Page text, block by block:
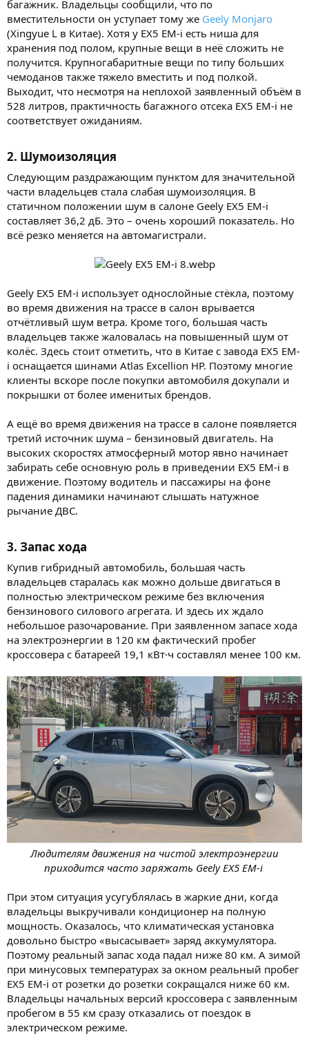
багажник. Владельцы сообщили, что по
вместительности он уступает тому же Geely Monjaro
(Xingyue L в Китае). Хотя у EX5 EM-i есть ниша для
хранения под полом, крупные вещи в неё сложить не
получится. Крупногабаритные вещи по типу больших
чемоданов также тяжело вместить и под полкой.
Выходит, что несмотря на неплохой заявленный объём в
528 литров, практичность багажного отсека EX5 EM-i не
соответствует ожиданиям.
2. Шумоизоляция​
Следующим раздражающим пунктом для значительной
части владельцев стала слабая шумоизоляция. В
статичном положении шум в салоне Geely EX5 EM-i
составляет 36,2 дБ. Это – очень хороший показатель. Но
всё резко меняется на автомагистрали.
Geely EX5 EM-i использует однослойные стёкла, поэтому
во время движения на трассе в салон врывается
отчётливый шум ветра. Кроме того, большая часть
владельцев также жаловалась на повышенный шум от
колёс. Здесь стоит отметить, что в Китае с завода EX5 EM-
i оснащается шинами Atlas Excellion HP. Поэтому многие
клиенты вскоре после покупки автомобиля докупали и
покрышки от более именитых брендов.
А ещё во время движения на трассе в салоне появляется
третий источник шума – бензиновый двигатель. На
высоких скоростях атмосферный мотор явно начинает
забирать себе основную роль в приведении EX5 EM-i в
движение. Поэтому водитель и пассажиры на фоне
падения динамики начинают слышать натужное
рычание ДВС.
3. Запас хода​
Купив гибридный автомобиль, большая часть
владельцев старалась как можно дольше двигаться в
полностью электрическом режиме без включения
бензинового силового агрегата. И здесь их ждало
небольшое разочарование. При заявленном запасе хода
на электроэнергии в 120 км фактический пробег
кроссовера с батареей 19,1 кВт·ч составлял менее 100 км.
Людителям движения на чистой электроэнергии
приходится часто заряжать Geely EX5 EM-i
При этом ситуация усугублялась в жаркие дни, когда
владельцы выкручивали кондиционер на полную
мощность. Оказалось, что климатическая установка
довольно быстро «высасывает» заряд аккумулятора.
Поэтому реальный запас хода падал ниже 80 км. А зимой
при минусовых температурах за окном реальный пробег
EX5 EM-i от розетки до розетки сокращался ниже 60 км.
Владельцы начальных версий кроссовера с заявленным
пробегом в 55 км сразу отказались от поездок в
электрическом режиме.